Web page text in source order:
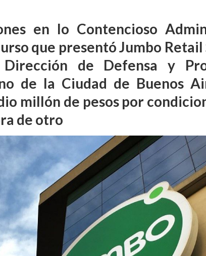
en lo Contencioso
que presentó Jumbo Retail
de Defensa y
de la Ciudad de Buenos
millón de pesos por
de otro